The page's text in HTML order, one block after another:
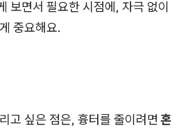
보면서 필요한 시점에, 자극 없이
중요해요.
고 싶은 점은, 흉터를 줄이려면혼